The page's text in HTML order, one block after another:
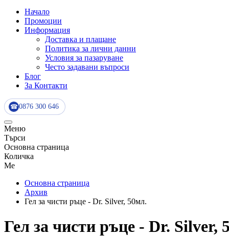
Начало
Промоции
Информация
Доставка и плащане
Политика за лични данни
Условия за пазаруване
Често задавани въпроси
Блог
За Контакти
☎ 0876 300 646
Меню
Търси
Основна страница
Количка
Me
Основна страница
Архив
Гел за чисти ръце - Dr. Silver, 50мл.
Гел за чисти ръце - Dr. Silver,